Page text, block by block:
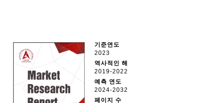
기준연도
2023
역사적인 해
2019-2022
예측 연도
2024-2032
페이지 수